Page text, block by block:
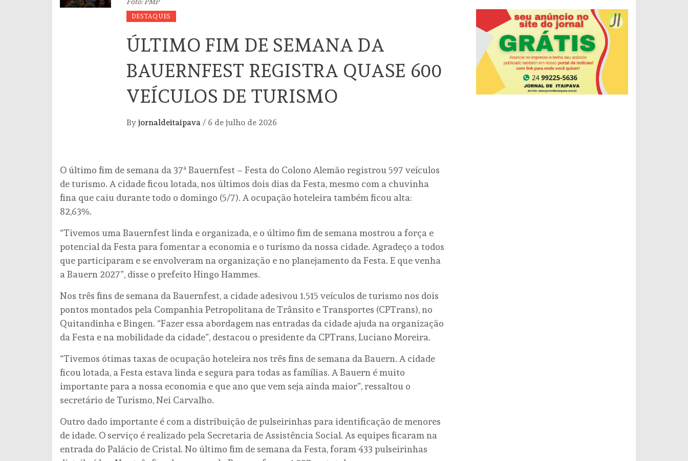
DESTAQUES
ÚLTIMO FIM DE SEMANA DA
BAUERNFEST REGISTRA QUASE 600
VEÍCULOS DE TURISMO
By jornaldeitaipava / 6 de julho de 2026
O último fim de semana da 37ª Bauernfest – Festa do Colono Alemão registrou 597 veículos
de turismo. A cidade ficou lotada, nos últimos dois dias da Festa, mesmo com a chuvinha
fina que caiu durante todo o domingo (5/7). A ocupação hoteleira também ficou alta:
82,63%.
“Tivemos uma Bauernfest linda e organizada, e o último fim de semana mostrou a força e
potencial da Festa para fomentar a economia e o turismo da nossa cidade. Agradeço a todos
que participaram e se envolveram na organização e no planejamento da Festa. E que venha
a Bauern 2027”, disse o prefeito Hingo Hammes.
Nos três fins de semana da Bauernfest, a cidade adesivou 1.515 veículos de turismo nos dois
pontos montados pela Companhia Petropolitana de Trânsito e Transportes (CPTrans), no
Quitandinha e Bingen. “Fazer essa abordagem nas entradas da cidade ajuda na organização
da Festa e na mobilidade da cidade”, destacou o presidente da CPTrans, Luciano Moreira.
“Tivemos ótimas taxas de ocupação hoteleira nos três fins de semana da Bauern. A cidade
ficou lotada, a Festa estava linda e segura para todas as famílias. A Bauern é muito
importante para a nossa economia e que ano que vem seja ainda maior”, ressaltou o
secretário de Turismo, Nei Carvalho.
Outro dado importante é com a distribuição de pulseirinhas para identificação de menores
de idade. O serviço é realizado pela Secretaria de Assistência Social. As equipes ficaram na
entrada do Palácio de Cristal. No último fim de semana da Festa, foram 433 pulseirinhas